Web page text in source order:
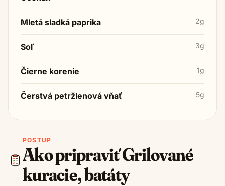
Mletá sladká paprika 2g
Soľ 3g
Čierne korenie 1g
Čerstvá petržlenová vňať 5g
POSTUP
Ako pripraviťGrilované
kuracie, batáty